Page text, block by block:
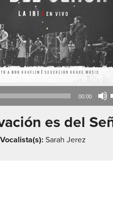
Audio
Player
00:00
es del
Vocalista(s):Sarah Jerez